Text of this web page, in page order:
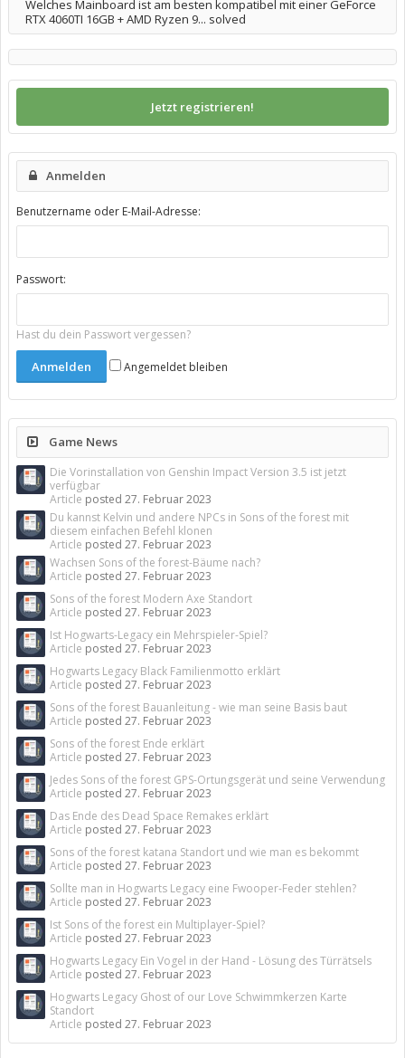
Welches Mainboard ist am besten kompatibel mit einer GeForce
RTX 4060TI 16GB + AMD Ryzen 9... solved
Jetzt registrieren!
Anmelden
Benutzername oder E-Mail-Adresse:
Passwort:
Hast du dein Passwort vergessen?
Angemeldet bleiben
Game News
Die Vorinstallation von Genshin Impact Version 3.5 ist jetzt
verfügbar
Article posted 27. Februar 2023
Du kannst Kelvin und andere NPCs in Sons of the forest mit
diesem einfachen Befehl klonen
Article posted 27. Februar 2023
Wachsen Sons of the forest-Bäume nach?
Article posted 27. Februar 2023
Sons of the forest Modern Axe Standort
Article posted 27. Februar 2023
Ist Hogwarts-Legacy ein Mehrspieler-Spiel?
Article posted 27. Februar 2023
Hogwarts Legacy Black Familienmotto erklärt
Article posted 27. Februar 2023
Sons of the forest Bauanleitung - wie man seine Basis baut
Article posted 27. Februar 2023
Sons of the forest Ende erklärt
Article posted 27. Februar 2023
Jedes Sons of the forest GPS-Ortungsgerät und seine Verwendung
Article posted 27. Februar 2023
Das Ende des Dead Space Remakes erklärt
Article posted 27. Februar 2023
Sons of the forest katana Standort und wie man es bekommt
Article posted 27. Februar 2023
Sollte man in Hogwarts Legacy eine Fwooper-Feder stehlen?
Article posted 27. Februar 2023
Ist Sons of the forest ein Multiplayer-Spiel?
Article posted 27. Februar 2023
Hogwarts Legacy Ein Vogel in der Hand - Lösung des Türrätsels
Article posted 27. Februar 2023
Hogwarts Legacy Ghost of our Love Schwimmkerzen Karte
Standort
Article posted 27. Februar 2023